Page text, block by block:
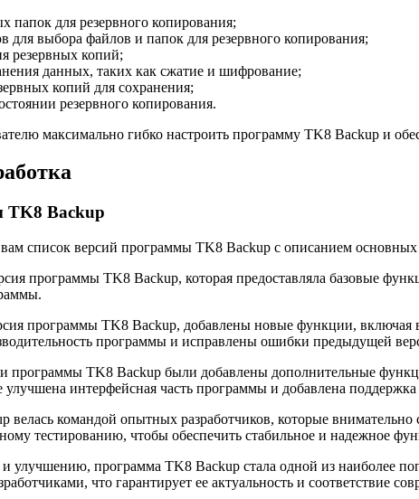
папок для резервного копирования;
для выбора файлов и папок для резервного копирования;
резервных копий;
данных, таких как сжатие и шифрование;
копий для сохранения;
резервного копирования.
максимально гибко настроить программу TK8 Backup и
TK8 Backup
список версий программы TK8 Backup с описанием
программы TK8 Backup, которая предоставляла базовые
программы TK8 Backup, добавлены новые функции, включая
программы и исправлены ошибки предыдущей
программы TK8 Backup были добавлены дополнительные
улучшена интерфейсная часть программы и добавлена
велась командой опытных разработчиков, которые
тестированию, чтобы обеспечить стабильное и надежное
и улучшению, программа TK8 Backup стала одной из наиболее
что гарантирует ее актуальность и соответствие